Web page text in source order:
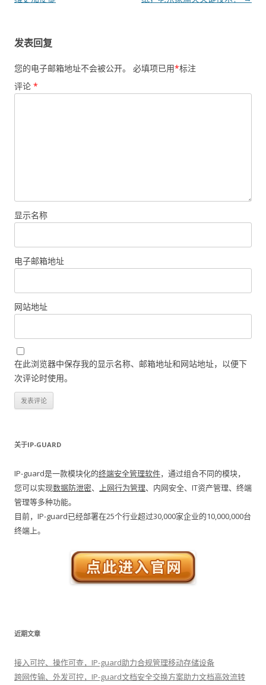
发表回复
您的电子邮箱地址不会被公开。 必填项已用*标注
评论 *
显示名称
电子邮箱地址
网站地址
在此浏览器中保存我的显示名称、邮箱地址和网站地址，以便下
次评论时使用。
关于IP-GUARD
IP-guard是一款模块化的终端安全管理软件，通过组合不同的模块，
您可以实现数据防泄密、 上网行为管理、内网安全、IT资产管理、终端
管理等多种功能。
目前，IP-guard已经部署在25个行业超过30,000家企业的10,000,000台
终端上。
近期文章
接入可控、操作可查，IP-guard助力合规管理移动存储设备
跨网传输、外发可控，IP-guard文档安全交换方案助力文档高效流转